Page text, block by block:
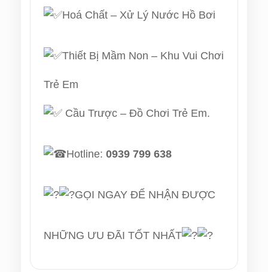
Hoá Chất – Xử Lý Nước Hồ Bơi
Thiết Bị Mầm Non – Khu Vui Chơi
Trẻ Em
Cầu Trược – Đồ Chơi Trẻ Em.
Hotline: 0939 799 638
GỌI NGAY ĐỂ NHẬN ĐƯỢC
NHỮNG ƯU ĐÃI TỐT NHẤT